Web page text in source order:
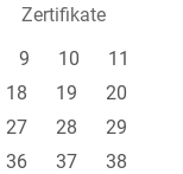
Zertifikate
9 10
11
18 19
20
27 28
29
36 37
38